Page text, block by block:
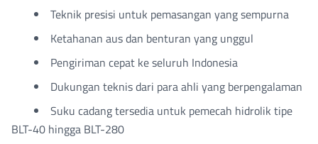
Teknik presisi untuk pemasangan yang sempurna
Ketahanan aus dan benturan yang unggul
Pengiriman cepat ke seluruh Indonesia
Dukungan teknis dari para ahli yang berpengalaman
Suku cadang tersedia untuk pemecah hidrolik tipe
BLT-40 hingga BLT-280